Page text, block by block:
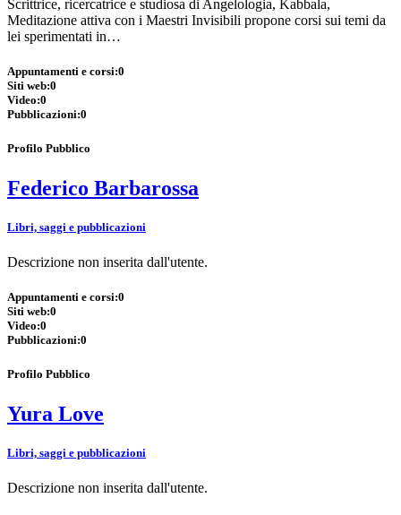
Scrittrice, ricercatrice e studiosa di Angelologia, Kabbala,
Meditazione attiva con i Maestri Invisibili propone corsi sui temi da
lei sperimentati in…
Appuntamenti e corsi:0
Siti web:0
Video:0
Pubblicazioni:0
Profilo Pubblico
Federico Barbarossa
Libri, saggi e pubblicazioni
Descrizione non inserita dall'utente.
Appuntamenti e corsi:0
Siti web:0
Video:0
Pubblicazioni:0
Profilo Pubblico
Yura Love
Libri, saggi e pubblicazioni
Descrizione non inserita dall'utente.